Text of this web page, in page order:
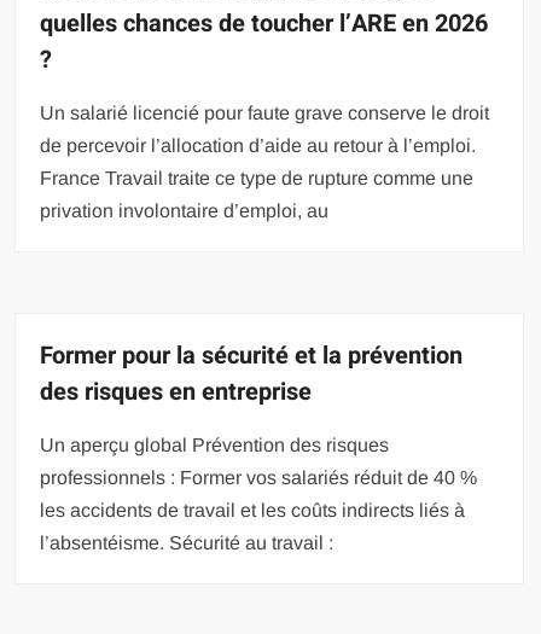
quelles chances de toucher l’ARE en 2026
?
Un salarié licencié pour faute grave conserve le droit
de percevoir l’allocation d’aide au retour à l’emploi.
France Travail traite ce type de rupture comme une
privation involontaire d’emploi, au
Former pour la sécurité et la prévention
des risques en entreprise
Un aperçu global Prévention des risques
professionnels : Former vos salariés réduit de 40 %
les accidents de travail et les coûts indirects liés à
l’absentéisme. Sécurité au travail :